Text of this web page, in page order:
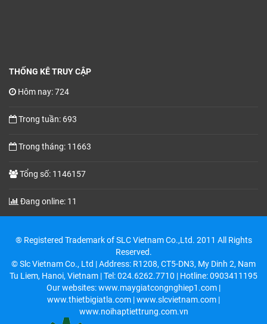
THỐNG KÊ TRUY CẬP
Hôm nay: 724
Trong tuần: 693
Trong tháng: 11663
Tổng số: 1146157
Đang online: 11
® Registered Trademark of SLC Vietnam Co.,Ltd. 2011 All Rights
Reserved.
© Slc Vietnam Co., Ltd | Address: R1208, CT5-DN3, My Dinh 2, Nam
Tu Liem, Hanoi, Vietnam | Tel: 024.6262.7710 | Hotline: 0903411195
Our websites: www.maygiatcongnghiep1.com |
www.thietbigiatla.com | www.slcvietnam.com |
www.noihaptiettrung.com.vn